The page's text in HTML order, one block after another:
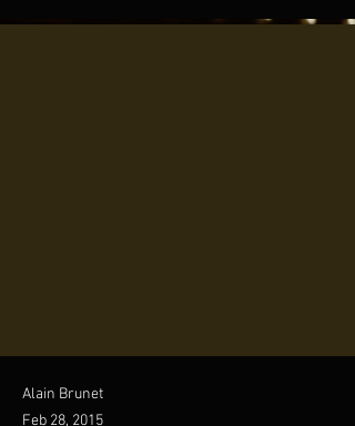
Alain Brunet
Feb 28, 2015